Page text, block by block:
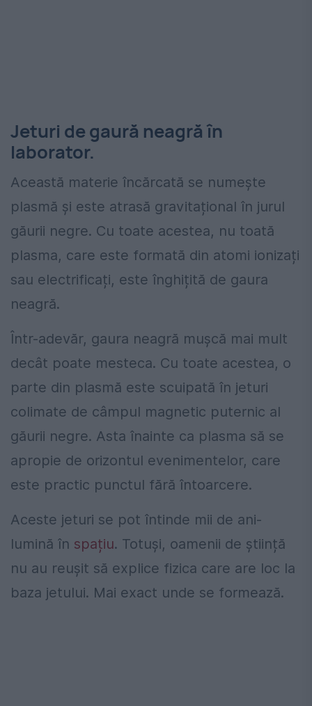
Jeturi de gaură neagră în
laborator.
Această materie încărcată se numește
plasmă și este atrasă gravitațional în jurul
găurii negre. Cu toate acestea, nu toată
plasma, care este formată din atomi ionizați
sau electrificați, este înghițită de gaura
neagră.
Într-adevăr, gaura neagră mușcă mai mult
decât poate mesteca. Cu toate acestea, o
parte din plasmă este scuipată în jeturi
colimate de câmpul magnetic puternic al
găurii negre. Asta înainte ca plasma să se
apropie de orizontul evenimentelor, care
este practic punctul fără întoarcere.
Aceste jeturi se pot întinde mii de ani-
lumină în spațiu. Totuși, oamenii de știință
nu au reușit să explice fizica care are loc la
baza jetului. Mai exact unde se formează.